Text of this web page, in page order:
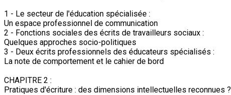
1 - Le secteur de l'éducation spécialisée :
Un espace professionnel de communication
2 - Fonctions sociales des écrits de travailleurs sociaux :
Quelques approches socio-politiques
3 - Deux écrits professionnels des éducateurs spécialisés :
La note de comportement et le cahier de bord
CHAPITRE 2 :
Pratiques d'écriture : des dimensions intellectuelles reconnues ?